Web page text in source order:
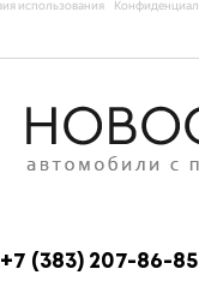
+7 (383) 207-86-85